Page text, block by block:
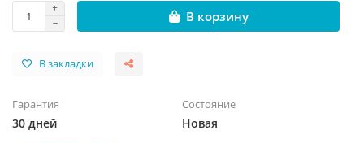
В корзину
В закладки
Гарантия
30 дней
Состояние
Новая